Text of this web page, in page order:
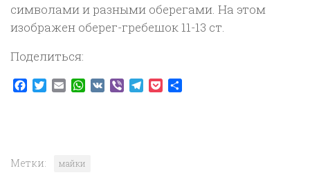
символами и разными оберегами. На этом
изображен оберег-гребешок 11-13 ст.
Поделиться:
Facebook
TwitterEmailWhatsApp
VK ViberTelegram
Pocket
Метки: майки